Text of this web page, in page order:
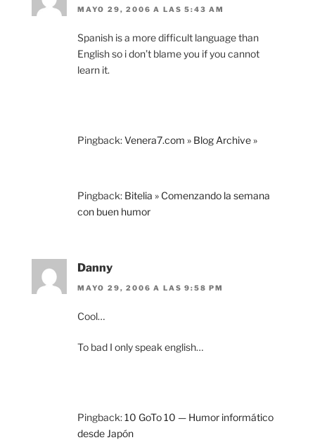
MAYO 29, 2006 A LAS 5:43 AM
Spanish is a more difficult language than
English so i don’t blame you if you cannot
learn it.
Pingback:Venera7.com » Blog Archive »
Pingback: Bitelia » Comenzando la semana
con buen humor
Danny
MAYO 29, 2006 A LAS 9:58 PM
Cool…
To bad I only speak english…
Pingback:10 GoTo 10 — Humor informático
desde Japón